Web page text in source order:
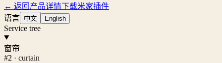
← 返回产品详情下载米家插件
语言 中文 English
Service tree
窗帘
#2 · curtain